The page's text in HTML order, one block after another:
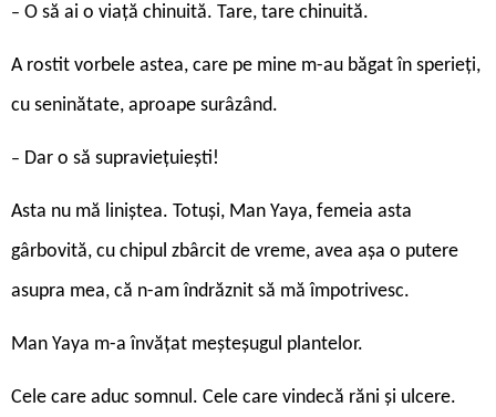
– O să ai o viață chinuită. Tare, tare chinuită.
A rostit vorbele astea, care pe mine m-au băgat în sperieți,
cu seninătate, aproape surâzând.
– Dar o să supravieţuieşti!
Asta nu mă liniștea. Totuși, Man Yaya, femeia asta
gârbovită, cu chipul zbârcit de vreme, avea așa o putere
asupra mea, că n-am îndrăznit să mă împotrivesc.
Man Yaya m-a învățat meșteșugul plantelor.
Cele care aduc somnul. Cele care vindecă răni și ulcere.